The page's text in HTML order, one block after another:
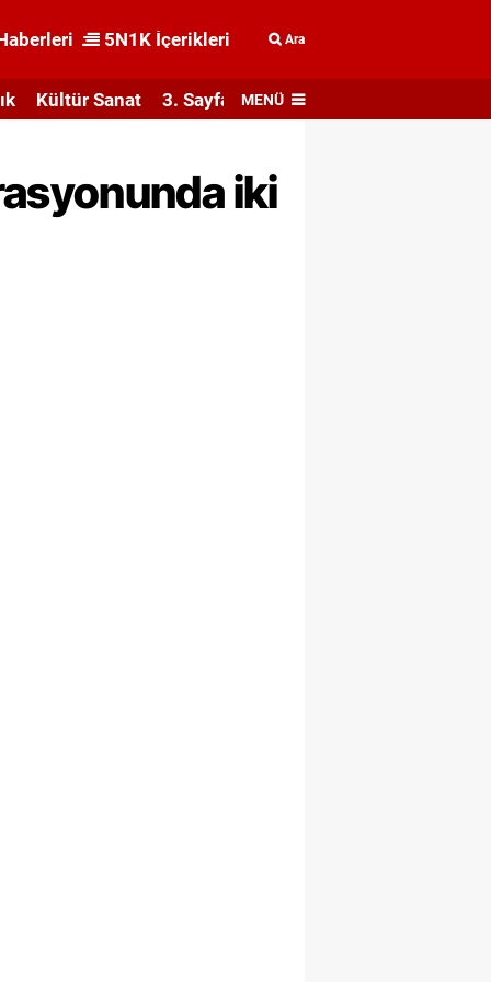
5N1K İçerikleri Ara
Kültür Sanat 3. Sayfa MENÜ
iki